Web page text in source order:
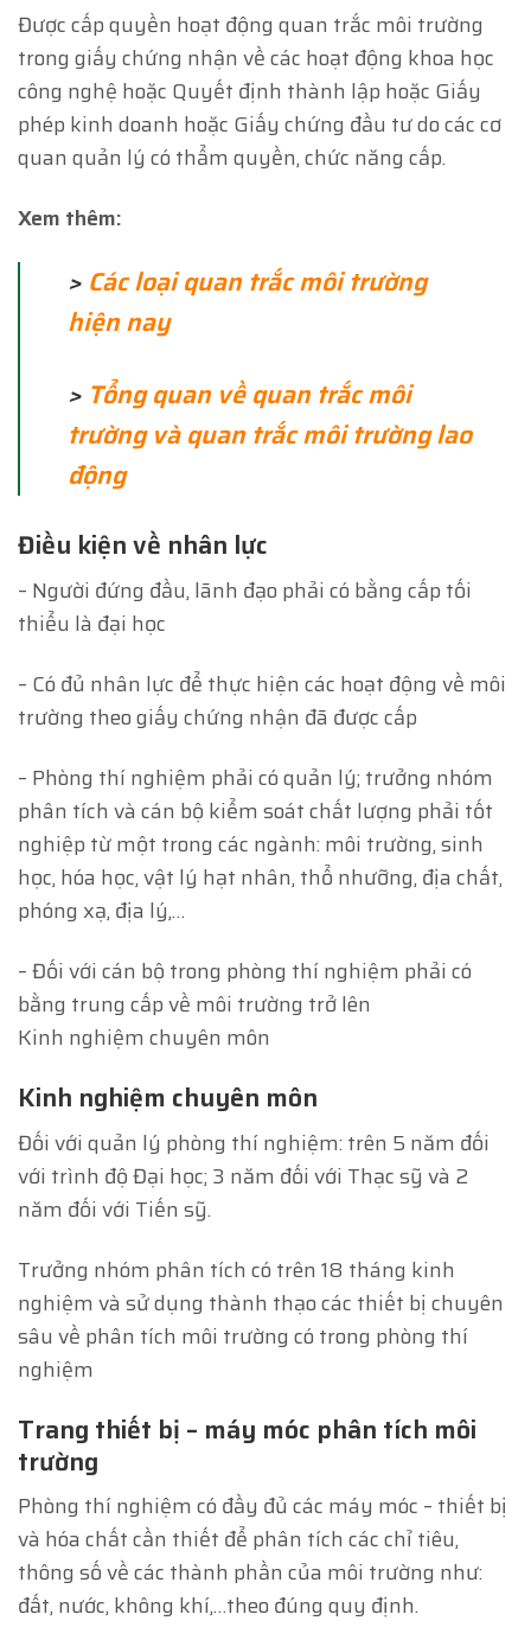
Được cấp quyền hoạt động quan trắc môi trường
trong giấy chứng nhận về các hoạt động khoa học
công nghệ hoặc Quyết định thành lập hoặc Giấy
phép kinh doanh hoặc Giấy chứng đầu tư do các cơ
quan quản lý có thẩm quyền, chức năng cấp.
Xem thêm:
> Các loại quan trắc môi trường
hiện nay
> Tổng quan về quan trắc môi
trường và quan trắc môi trường lao
động
Điều kiện về nhân lực
– Người đứng đầu, lãnh đạo phải có bằng cấp tối
thiểu là đại học
– Có đủ nhân lực để thực hiện các hoạt động về môi
trường theo giấy chứng nhận đã được cấp
– Phòng thí nghiệm phải có quản lý; trưởng nhóm
phân tích và cán bộ kiểm soát chất lượng phải tốt
nghiệp từ một trong các ngành: môi trường, sinh
học, hóa học, vật lý hạt nhân, thổ nhưỡng, địa chất,
phóng xạ, địa lý,…
– Đối với cán bộ trong phòng thí nghiệm phải có
bằng trung cấp về môi trường trở lên
Kinh nghiệm chuyên môn
Kinh nghiệm chuyên môn
Đối với quản lý phòng thí nghiệm: trên 5 năm đối
với trình độ Đại học; 3 năm đối với Thạc sỹ và 2
năm đối với Tiến sỹ.
Trưởng nhóm phân tích có trên 18 tháng kinh
nghiệm và sử dụng thành thạo các thiết bị chuyên
sâu về phân tích môi trường có trong phòng thí
nghiệm
Trang thiết bị – máy móc phân tích môi
trường
Phòng thí nghiệm có đầy đủ các máy móc – thiết bị
và hóa chất cần thiết để phân tích các chỉ tiêu,
thông số về các thành phần của môi trường như:
đất, nước, không khí,…theo đúng quy định.